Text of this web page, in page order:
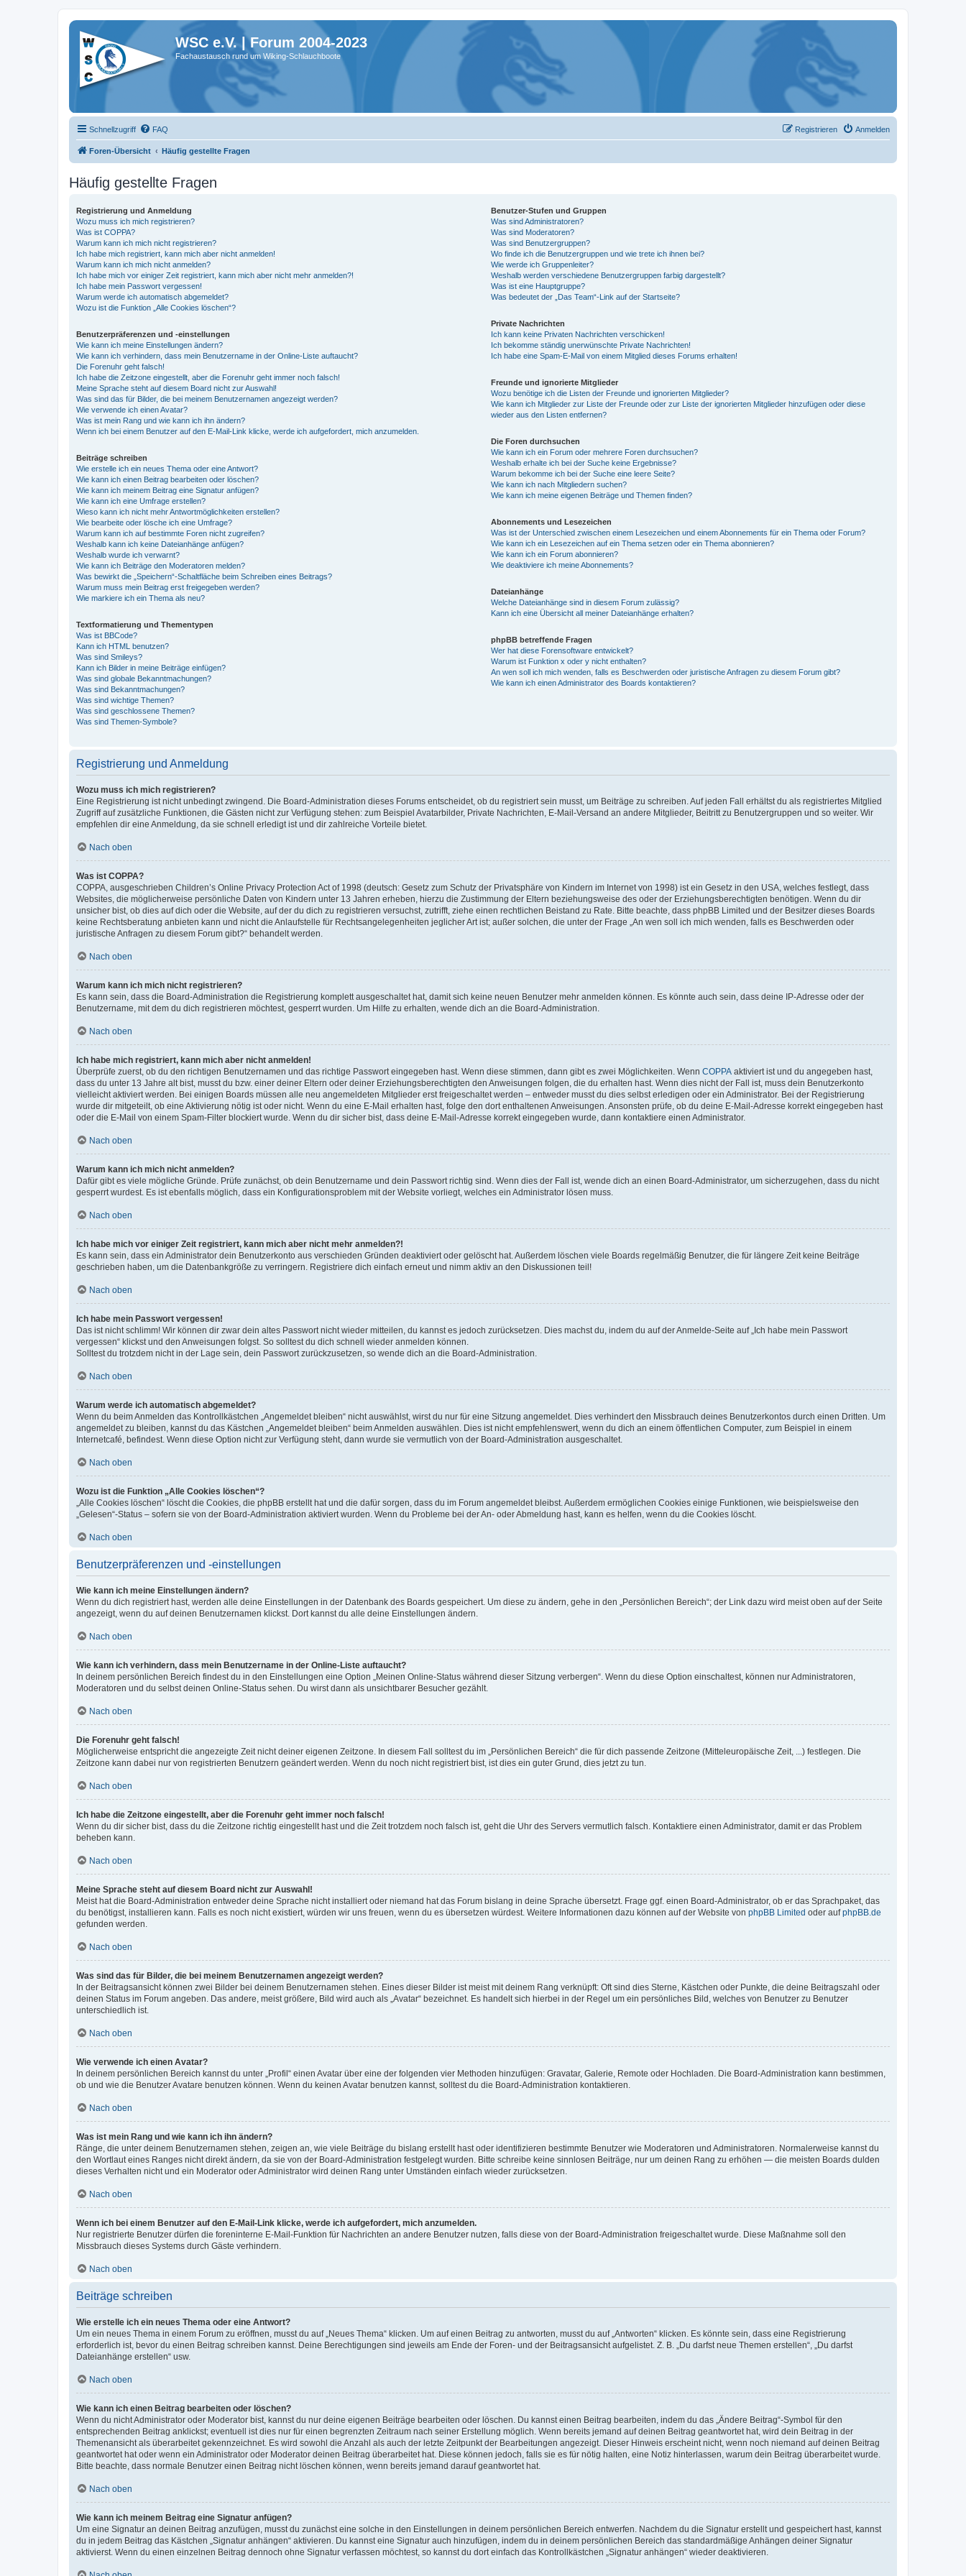
WSC e.V. | Forum 2004-2023
Fachaustausch rund um Wiking-Schlauchboote
Schnellzugriff FAQ Anmelden
Registrieren
Foren-Übersicht Häufig gestellte Fragen
Häufig gestellte Fragen
Registrierung und Anmeldung
Wozu muss ich mich registrieren?
Was ist COPPA?
Warum kann ich mich nicht registrieren?
Ich habe mich registriert, kann mich aber nicht anmelden!
Warum kann ich mich nicht anmelden?
Ich habe mich vor einiger Zeit registriert, kann mich aber nicht mehr anmelden?!
Ich habe mein Passwort vergessen!
Warum werde ich automatisch abgemeldet?
Wozu ist die Funktion „Alle Cookies löschen“?
Benutzerpräferenzen und -einstellungen
Wie kann ich meine Einstellungen ändern?
Wie kann ich verhindern, dass mein Benutzername in der Online-Liste auftaucht?
Die Forenuhr geht falsch!
Ich habe die Zeitzone eingestellt, aber die Forenuhr geht immer noch falsch!
Meine Sprache steht auf diesem Board nicht zur Auswahl!
Was sind das für Bilder, die bei meinem Benutzernamen angezeigt werden?
Wie verwende ich einen Avatar?
Was ist mein Rang und wie kann ich ihn ändern?
Wenn ich bei einem Benutzer auf den E-Mail-Link klicke, werde ich aufgefordert, mich anzumelden.
Beiträge schreiben
Wie erstelle ich ein neues Thema oder eine Antwort?
Wie kann ich einen Beitrag bearbeiten oder löschen?
Wie kann ich meinem Beitrag eine Signatur anfügen?
Wie kann ich eine Umfrage erstellen?
Wieso kann ich nicht mehr Antwortmöglichkeiten erstellen?
Wie bearbeite oder lösche ich eine Umfrage?
Warum kann ich auf bestimmte Foren nicht zugreifen?
Weshalb kann ich keine Dateianhänge anfügen?
Weshalb wurde ich verwarnt?
Wie kann ich Beiträge den Moderatoren melden?
Was bewirkt die „Speichern“-Schaltfläche beim Schreiben eines Beitrags?
Warum muss mein Beitrag erst freigegeben werden?
Wie markiere ich ein Thema als neu?
Textformatierung und Thementypen
Was ist BBCode?
Kann ich HTML benutzen?
Was sind Smileys?
Kann ich Bilder in meine Beiträge einfügen?
Was sind globale Bekanntmachungen?
Was sind Bekanntmachungen?
Was sind wichtige Themen?
Was sind geschlossene Themen?
Was sind Themen-Symbole?
Benutzer-Stufen und Gruppen
Was sind Administratoren?
Was sind Moderatoren?
Was sind Benutzergruppen?
Wo finde ich die Benutzergruppen und wie trete ich ihnen bei?
Wie werde ich Gruppenleiter?
Weshalb werden verschiedene Benutzergruppen farbig dargestellt?
Was ist eine Hauptgruppe?
Was bedeutet der „Das Team“-Link auf der Startseite?
Private Nachrichten
Ich kann keine Privaten Nachrichten verschicken!
Ich bekomme ständig unerwünschte Private Nachrichten!
Ich habe eine Spam-E-Mail von einem Mitglied dieses Forums erhalten!
Freunde und ignorierte Mitglieder
Wozu benötige ich die Listen der Freunde und ignorierten Mitglieder?
Wie kann ich Mitglieder zur Liste der Freunde oder zur Liste der ignorierten Mitglieder hinzufügen oder diese
wieder aus den Listen entfernen?
Die Foren durchsuchen
Wie kann ich ein Forum oder mehrere Foren durchsuchen?
Weshalb erhalte ich bei der Suche keine Ergebnisse?
Warum bekomme ich bei der Suche eine leere Seite?
Wie kann ich nach Mitgliedern suchen?
Wie kann ich meine eigenen Beiträge und Themen finden?
Abonnements und Lesezeichen
Was ist der Unterschied zwischen einem Lesezeichen und einem Abonnements für ein Thema oder Forum?
Wie kann ich ein Lesezeichen auf ein Thema setzen oder ein Thema abonnieren?
Wie kann ich ein Forum abonnieren?
Wie deaktiviere ich meine Abonnements?
Dateianhänge
Welche Dateianhänge sind in diesem Forum zulässig?
Kann ich eine Übersicht all meiner Dateianhänge erhalten?
phpBB betreffende Fragen
Wer hat diese Forensoftware entwickelt?
Warum ist Funktion x oder y nicht enthalten?
An wen soll ich mich wenden, falls es Beschwerden oder juristische Anfragen zu diesem Forum gibt?
Wie kann ich einen Administrator des Boards kontaktieren?
Registrierung und Anmeldung
Wozu muss ich mich registrieren?
Eine Registrierung ist nicht unbedingt zwingend. Die Board-Administration dieses Forums entscheidet, ob du registriert sein musst, um Beiträge zu schreiben. Auf jeden Fall erhältst du als registriertes Mitglied
Zugriff auf zusätzliche Funktionen, die Gästen nicht zur Verfügung stehen: zum Beispiel Avatarbilder, Private Nachrichten, E-Mail-Versand an andere Mitglieder, Beitritt zu Benutzergruppen und so weiter. Wir
empfehlen dir eine Anmeldung, da sie schnell erledigt ist und dir zahlreiche Vorteile bietet.
Nach oben
Was ist COPPA?
COPPA, ausgeschrieben Children’s Online Privacy Protection Act of 1998 (deutsch: Gesetz zum Schutz der Privatsphäre von Kindern im Internet von 1998) ist ein Gesetz in den USA, welches festlegt, dass
Websites, die möglicherweise persönliche Daten von Kindern unter 13 Jahren erheben, hierzu die Zustimmung der Eltern beziehungsweise des oder der Erziehungsberechtigten benötigen. Wenn du dir
unsicher bist, ob dies auf dich oder die Website, auf der du dich zu registrieren versuchst, zutrifft, ziehe einen rechtlichen Beistand zu Rate. Bitte beachte, dass phpBB Limited und der Besitzer dieses Boards
keine Rechtsberatung anbieten kann und nicht die Anlaufstelle für Rechtsangelegenheiten jeglicher Art ist; außer solchen, die unter der Frage „An wen soll ich mich wenden, falls es Beschwerden oder
juristische Anfragen zu diesem Forum gibt?“ behandelt werden.
Nach oben
Warum kann ich mich nicht registrieren?
Es kann sein, dass die Board-Administration die Registrierung komplett ausgeschaltet hat, damit sich keine neuen Benutzer mehr anmelden können. Es könnte auch sein, dass deine IP-Adresse oder der
Benutzername, mit dem du dich registrieren möchtest, gesperrt wurden. Um Hilfe zu erhalten, wende dich an die Board-Administration.
Nach oben
Ich habe mich registriert, kann mich aber nicht anmelden!
Überprüfe zuerst, ob du den richtigen Benutzernamen und das richtige Passwort eingegeben hast. Wenn diese stimmen, dann gibt es zwei Möglichkeiten. Wenn COPPA aktiviert ist und du angegeben hast,
dass du unter 13 Jahre alt bist, musst du bzw. einer deiner Eltern oder deiner Erziehungsberechtigten den Anweisungen folgen, die du erhalten hast. Wenn dies nicht der Fall ist, muss dein Benutzerkonto
vielleicht aktiviert werden. Bei einigen Boards müssen alle neu angemeldeten Mitglieder erst freigeschaltet werden – entweder musst du dies selbst erledigen oder ein Administrator. Bei der Registrierung
wurde dir mitgeteilt, ob eine Aktivierung nötig ist oder nicht. Wenn du eine E-Mail erhalten hast, folge den dort enthaltenen Anweisungen. Ansonsten prüfe, ob du deine E-Mail-Adresse korrekt eingegeben hast
oder die E-Mail von einem Spam-Filter blockiert wurde. Wenn du dir sicher bist, dass deine E-Mail-Adresse korrekt eingegeben wurde, dann kontaktiere einen Administrator.
Nach oben
Warum kann ich mich nicht anmelden?
Dafür gibt es viele mögliche Gründe. Prüfe zunächst, ob dein Benutzername und dein Passwort richtig sind. Wenn dies der Fall ist, wende dich an einen Board-Administrator, um sicherzugehen, dass du nicht
gesperrt wurdest. Es ist ebenfalls möglich, dass ein Konfigurationsproblem mit der Website vorliegt, welches ein Administrator lösen muss.
Nach oben
Ich habe mich vor einiger Zeit registriert, kann mich aber nicht mehr anmelden?!
Es kann sein, dass ein Administrator dein Benutzerkonto aus verschieden Gründen deaktiviert oder gelöscht hat. Außerdem löschen viele Boards regelmäßig Benutzer, die für längere Zeit keine Beiträge
geschrieben haben, um die Datenbankgröße zu verringern. Registriere dich einfach erneut und nimm aktiv an den Diskussionen teil!
Nach oben
Ich habe mein Passwort vergessen!
Das ist nicht schlimm! Wir können dir zwar dein altes Passwort nicht wieder mitteilen, du kannst es jedoch zurücksetzen. Dies machst du, indem du auf der Anmelde-Seite auf „Ich habe mein Passwort
vergessen“ klickst und den Anweisungen folgst. So solltest du dich schnell wieder anmelden können.
Solltest du trotzdem nicht in der Lage sein, dein Passwort zurückzusetzen, so wende dich an die Board-Administration.
Nach oben
Warum werde ich automatisch abgemeldet?
Wenn du beim Anmelden das Kontrollkästchen „Angemeldet bleiben“ nicht auswählst, wirst du nur für eine Sitzung angemeldet. Dies verhindert den Missbrauch deines Benutzerkontos durch einen Dritten. Um
angemeldet zu bleiben, kannst du das Kästchen „Angemeldet bleiben“ beim Anmelden auswählen. Dies ist nicht empfehlenswert, wenn du dich an einem öffentlichen Computer, zum Beispiel in einem
Internetcafé, befindest. Wenn diese Option nicht zur Verfügung steht, dann wurde sie vermutlich von der Board-Administration ausgeschaltet.
Nach oben
Wozu ist die Funktion „Alle Cookies löschen“?
„Alle Cookies löschen“ löscht die Cookies, die phpBB erstellt hat und die dafür sorgen, dass du im Forum angemeldet bleibst. Außerdem ermöglichen Cookies einige Funktionen, wie beispielsweise den
„Gelesen“-Status – sofern sie von der Board-Administration aktiviert wurden. Wenn du Probleme bei der An- oder Abmeldung hast, kann es helfen, wenn du die Cookies löscht.
Nach oben
Benutzerpräferenzen und -einstellungen
Wie kann ich meine Einstellungen ändern?
Wenn du dich registriert hast, werden alle deine Einstellungen in der Datenbank des Boards gespeichert. Um diese zu ändern, gehe in den „Persönlichen Bereich“; der Link dazu wird meist oben auf der Seite
angezeigt, wenn du auf deinen Benutzernamen klickst. Dort kannst du alle deine Einstellungen ändern.
Nach oben
Wie kann ich verhindern, dass mein Benutzername in der Online-Liste auftaucht?
In deinem persönlichen Bereich findest du in den Einstellungen eine Option „Meinen Online-Status während dieser Sitzung verbergen“. Wenn du diese Option einschaltest, können nur Administratoren,
Moderatoren und du selbst deinen Online-Status sehen. Du wirst dann als unsichtbarer Besucher gezählt.
Nach oben
Die Forenuhr geht falsch!
Möglicherweise entspricht die angezeigte Zeit nicht deiner eigenen Zeitzone. In diesem Fall solltest du im „Persönlichen Bereich“ die für dich passende Zeitzone (Mitteleuropäische Zeit, ...) festlegen. Die
Zeitzone kann dabei nur von registrierten Benutzern geändert werden. Wenn du noch nicht registriert bist, ist dies ein guter Grund, dies jetzt zu tun.
Nach oben
Ich habe die Zeitzone eingestellt, aber die Forenuhr geht immer noch falsch!
Wenn du dir sicher bist, dass du die Zeitzone richtig eingestellt hast und die Zeit trotzdem noch falsch ist, geht die Uhr des Servers vermutlich falsch. Kontaktiere einen Administrator, damit er das Problem
beheben kann.
Nach oben
Meine Sprache steht auf diesem Board nicht zur Auswahl!
Meist hat die Board-Administration entweder deine Sprache nicht installiert oder niemand hat das Forum bislang in deine Sprache übersetzt. Frage ggf. einen Board-Administrator, ob er das Sprachpaket, das
du benötigst, installieren kann. Falls es noch nicht existiert, würden wir uns freuen, wenn du es übersetzen würdest. Weitere Informationen dazu können auf der Website von phpBB Limited oder aufphpBB.de
gefunden werden.
Nach oben
Was sind das für Bilder, die bei meinem Benutzernamen angezeigt werden?
In der Beitragsansicht können zwei Bilder bei deinem Benutzernamen stehen. Eines dieser Bilder ist meist mit deinem Rang verknüpft: Oft sind dies Sterne, Kästchen oder Punkte, die deine Beitragszahl oder
deinen Status im Forum angeben. Das andere, meist größere, Bild wird auch als „Avatar“ bezeichnet. Es handelt sich hierbei in der Regel um ein persönliches Bild, welches von Benutzer zu Benutzer
unterschiedlich ist.
Nach oben
Wie verwende ich einen Avatar?
In deinem persönlichen Bereich kannst du unter „Profil“ einen Avatar über eine der folgenden vier Methoden hinzufügen: Gravatar, Galerie, Remote oder Hochladen. Die Board-Administration kann bestimmen,
ob und wie die Benutzer Avatare benutzen können. Wenn du keinen Avatar benutzen kannst, solltest du die Board-Administration kontaktieren.
Nach oben
Was ist mein Rang und wie kann ich ihn ändern?
Ränge, die unter deinem Benutzernamen stehen, zeigen an, wie viele Beiträge du bislang erstellt hast oder identifizieren bestimmte Benutzer wie Moderatoren und Administratoren. Normalerweise kannst du
den Wortlaut eines Ranges nicht direkt ändern, da sie von der Board-Administration festgelegt wurden. Bitte schreibe keine sinnlosen Beiträge, nur um deinen Rang zu erhöhen — die meisten Boards dulden
dieses Verhalten nicht und ein Moderator oder Administrator wird deinen Rang unter Umständen einfach wieder zurücksetzen.
Nach oben
Wenn ich bei einem Benutzer auf den E-Mail-Link klicke, werde ich aufgefordert, mich anzumelden.
Nur registrierte Benutzer dürfen die foreninterne E-Mail-Funktion für Nachrichten an andere Benutzer nutzen, falls diese von der Board-Administration freigeschaltet wurde. Diese Maßnahme soll den
Missbrauch dieses Systems durch Gäste verhindern.
Nach oben
Beiträge schreiben
Wie erstelle ich ein neues Thema oder eine Antwort?
Um ein neues Thema in einem Forum zu eröffnen, musst du auf „Neues Thema“ klicken. Um auf einen Beitrag zu antworten, musst du auf „Antworten“ klicken. Es könnte sein, dass eine Registrierung
erforderlich ist, bevor du einen Beitrag schreiben kannst. Deine Berechtigungen sind jeweils am Ende der Foren- und der Beitragsansicht aufgelistet. Z. B. „Du darfst neue Themen erstellen“, „Du darfst
Dateianhänge erstellen“ usw.
Nach oben
Wie kann ich einen Beitrag bearbeiten oder löschen?
Wenn du nicht Administrator oder Moderator bist, kannst du nur deine eigenen Beiträge bearbeiten oder löschen. Du kannst einen Beitrag bearbeiten, indem du das „Ändere Beitrag“-Symbol für den
entsprechenden Beitrag anklickst; eventuell ist dies nur für einen begrenzten Zeitraum nach seiner Erstellung möglich. Wenn bereits jemand auf deinen Beitrag geantwortet hat, wird dein Beitrag in der
Themenansicht als überarbeitet gekennzeichnet. Es wird sowohl die Anzahl als auch der letzte Zeitpunkt der Bearbeitungen angezeigt. Dieser Hinweis erscheint nicht, wenn noch niemand auf deinen Beitrag
geantwortet hat oder wenn ein Administrator oder Moderator deinen Beitrag überarbeitet hat. Diese können jedoch, falls sie es für nötig halten, eine Notiz hinterlassen, warum dein Beitrag überarbeitet wurde.
Bitte beachte, dass normale Benutzer einen Beitrag nicht löschen können, wenn bereits jemand darauf geantwortet hat.
Nach oben
Wie kann ich meinem Beitrag eine Signatur anfügen?
Um eine Signatur an deinen Beitrag anzufügen, musst du zunächst eine solche in den Einstellungen in deinem persönlichen Bereich entwerfen. Nachdem du die Signatur erstellt und gespeichert hast, kannst
du in jedem Beitrag das Kästchen „Signatur anhängen“ aktivieren. Du kannst eine Signatur auch hinzufügen, indem du in deinem persönlichen Bereich das standardmäßige Anhängen deiner Signatur
aktivierst. Wenn du einen einzelnen Beitrag dennoch ohne Signatur verfassen möchtest, so kannst du dort einfach das Kontrollkästchen „Signatur anhängen“ wieder deaktivieren.